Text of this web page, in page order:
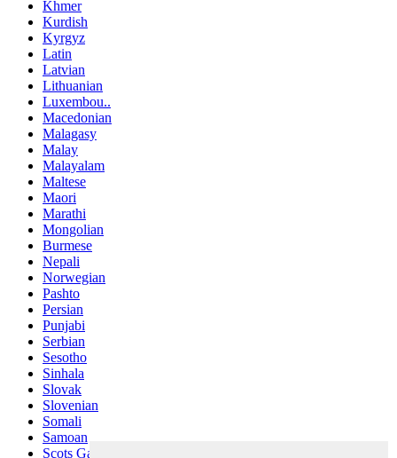
Khmer
Kurdish
Kyrgyz
Latin
Latvian
Lithuanian
Luxembou..
Macedonian
Malagasy
Malay
Malayalam
Maltese
Maori
Marathi
Mongolian
Burmese
Nepali
Norwegian
Pashto
Persian
Punjabi
Serbian
Sesotho
Sinhala
Slovak
Slovenian
Somali
Samoan
Scots Gaelic